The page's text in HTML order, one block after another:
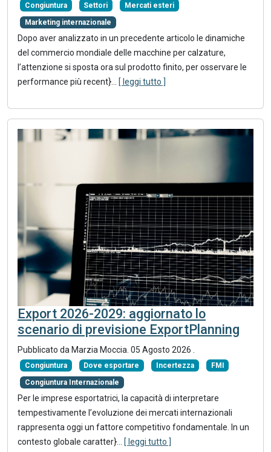
Congiuntura Settori Mercati esteri
Marketing internazionale
Dopo aver analizzato in un precedente articolo le dinamiche
del commercio mondiale delle macchine per calzature,
l’attenzione si sposta ora sul prodotto finito, per osservare le
performance più recent}
[ leggi tutto ]
Export 2026-2029: aggiornato lo
scenario di previsione ExportPlanning
Pubblicato da Marzia Moccia 05 Agosto 2026
Congiuntura Dove esportare Incertezza FMI
Congiuntura Internazionale
Per le imprese esportatrici, la capacità di interpretare
tempestivamente l’evoluzione dei mercati internazionali
rappresenta oggi un fattore competitivo fondamentale. In un
contesto globale caratter}... [ leggi tutto ]